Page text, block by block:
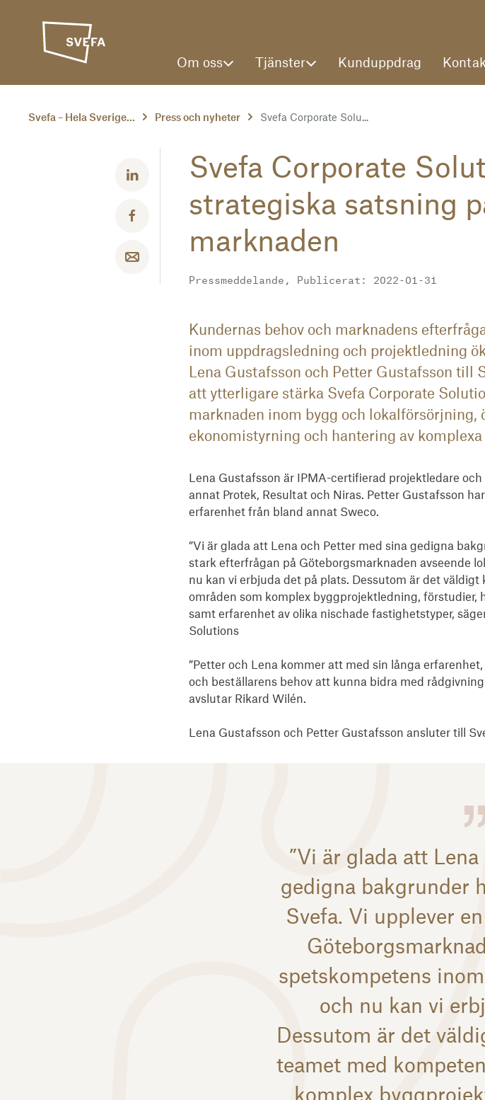
Om oss Tjänster Kunduppdrag
Svefa – Hela Sverige... Press och nyheter Svefa Corporate Solu...
Dela med LinkedIn
Dela med Facebook
Dela med email
Svefa Corporate
strategiska satsning
marknaden
Pressmeddelande, Publicerat: 2022-01-31
Kundernas behov och marknadens
inom uppdragsledning och projektledning
Lena Gustafsson och Petter Gustafsson till
att ytterligare stärka Svefa Corporate
marknaden inom bygg och lokalförsörjning,
ekonomistyrning och hantering av
Lena Gustafsson är IPMA-certifierad projektledare
annat Protek, Resultat och Niras. Petter Gustafsson
erfarenhet från bland annat Sweco.
”Vi är glada att Lena och Petter med sina gedigna
stark efterfrågan på Göteborgsmarknaden avseende
nu kan vi erbjuda det på plats. Dessutom är det
områden som komplex byggprojektledning,
samt erfarenhet av olika nischade fastighetstyper,
Solutions
”Petter och Lena kommer att med sin långa
och beställarens behov att kunna bidra med
avslutar Rikard Wilén.
Lena Gustafsson och Petter Gustafsson ansluter till
”Vi är glada att
gedigna bakgrunder
Svefa. Vi upplever
spetskompetens
och nu kan vi
Dessutom är det
teamet med
komplex